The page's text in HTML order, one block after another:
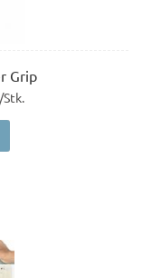
Grip
Stk.